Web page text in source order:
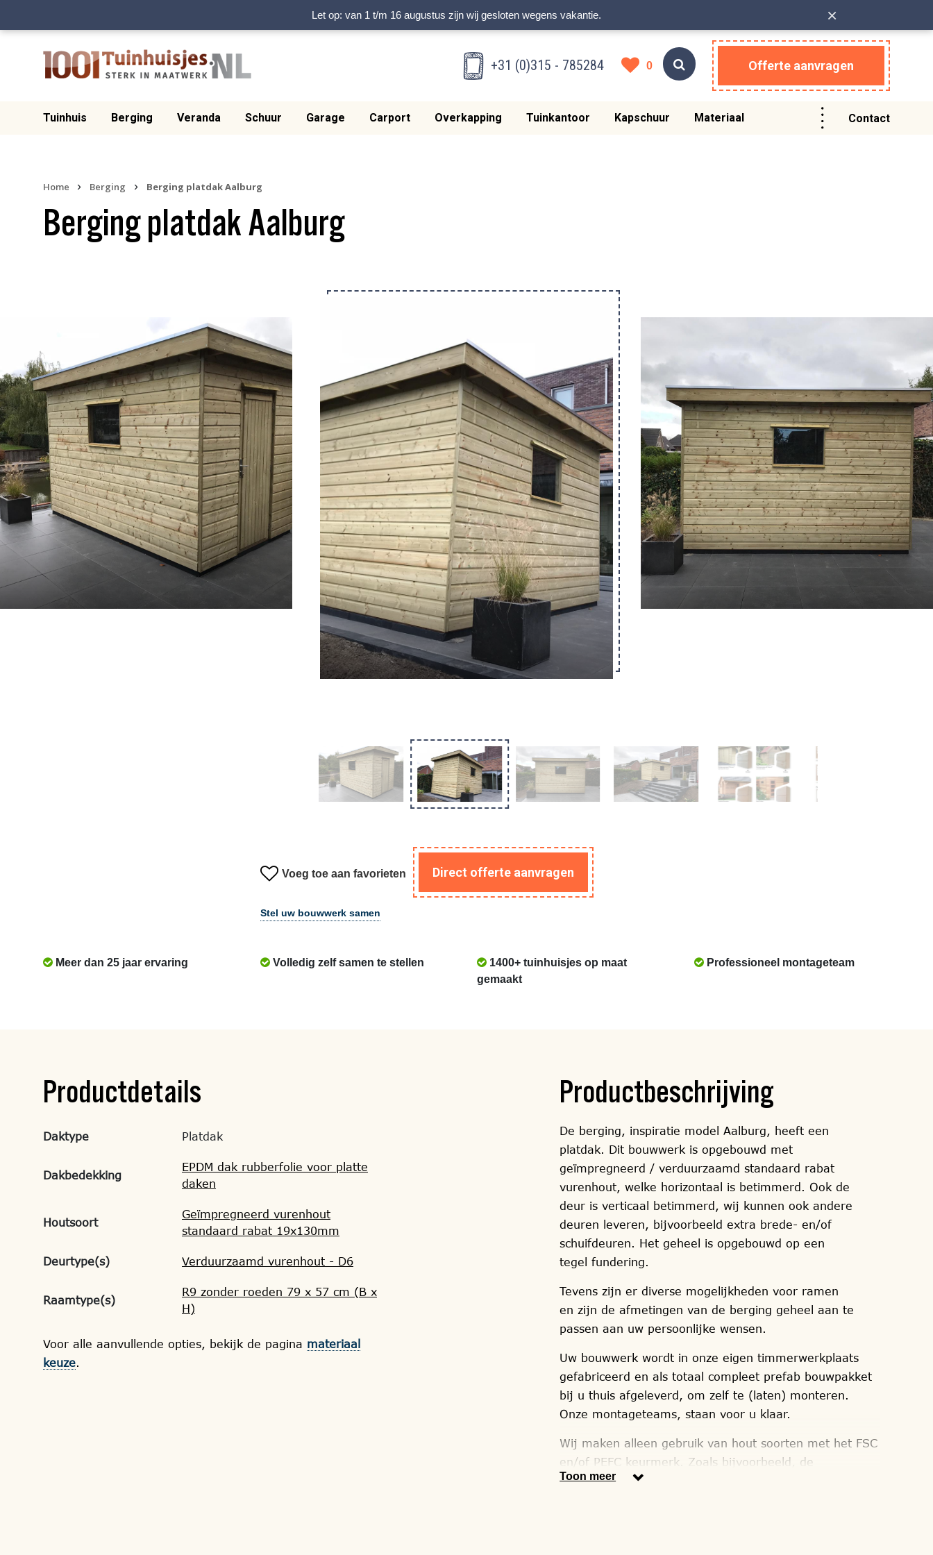
Let op: van 1 t/m 16 augustus zijn wij gesloten wegens vakantie. ×
+31 (0)315 - 785284 0 Offerte aanvragen
Tuinhuis Berging Veranda Schuur Garage Carport Overkapping Tuinkantoor Kapschuur Materiaal Contact
Home › Berging › Berging platdak Aalburg
Berging platdak Aalburg
Voeg toe aan favorieten Direct offerte aanvragen
Stel uw bouwwerk samen
Meer dan 25 jaar ervaring Volledig zelf samen te stellen
1400+ tuinhuisjes op maat
gemaakt
Professioneel montageteam
Productdetails
Daktype Platdak
Dakbedekking
EPDM dak rubberfolie voor platte
daken
Houtsoort
Geïmpregneerd vurenhout
standaard rabat 19x130mm
Deurtype(s) Verduurzaamd vurenhout - D6
Raamtype(s)
R9 zonder roeden 79 x 57 cm (B x
H)
Voor alle aanvullende opties, bekijk de pagina materiaal
keuze.
Productbeschrijving
De berging, inspiratie model Aalburg, heeft een
platdak. Dit bouwwerk is opgebouwd met
geïmpregneerd / verduurzaamd standaard rabat
vurenhout, welke horizontaal is betimmerd. Ook de
deur is verticaal betimmerd, wij kunnen ook andere
deuren leveren, bijvoorbeeld extra brede- en/of
schuifdeuren. Het geheel is opgebouwd op een
tegel fundering.
Tevens zijn er diverse mogelijkheden voor ramen
en zijn de afmetingen van de berging geheel aan te
passen aan uw persoonlijke wensen.
Uw bouwwerk wordt in onze eigen timmerwerkplaats
gefabriceerd en als totaal compleet prefab bouwpakket
bij u thuis afgeleverd, om zelf te (laten) monteren.
Onze montageteams, staan voor u klaar.
Wij maken alleen gebruik van hout soorten met het FSC
en/of PEFC keurmerk. Zoals bijvoorbeeld, de
houtsoorten, lariks/douglas, red-cedar en onder druk
Toon meer